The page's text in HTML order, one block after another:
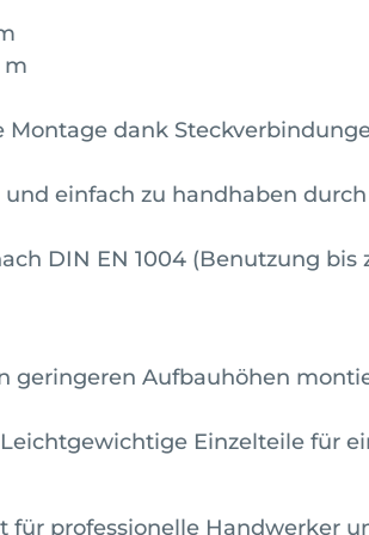
m
Montage dank
und einfach zu handhaben durch
DIN EN 1004 (Benutzung bis
geringeren Aufbauhöhen
Einzelteile für
für professionelle Handwerker